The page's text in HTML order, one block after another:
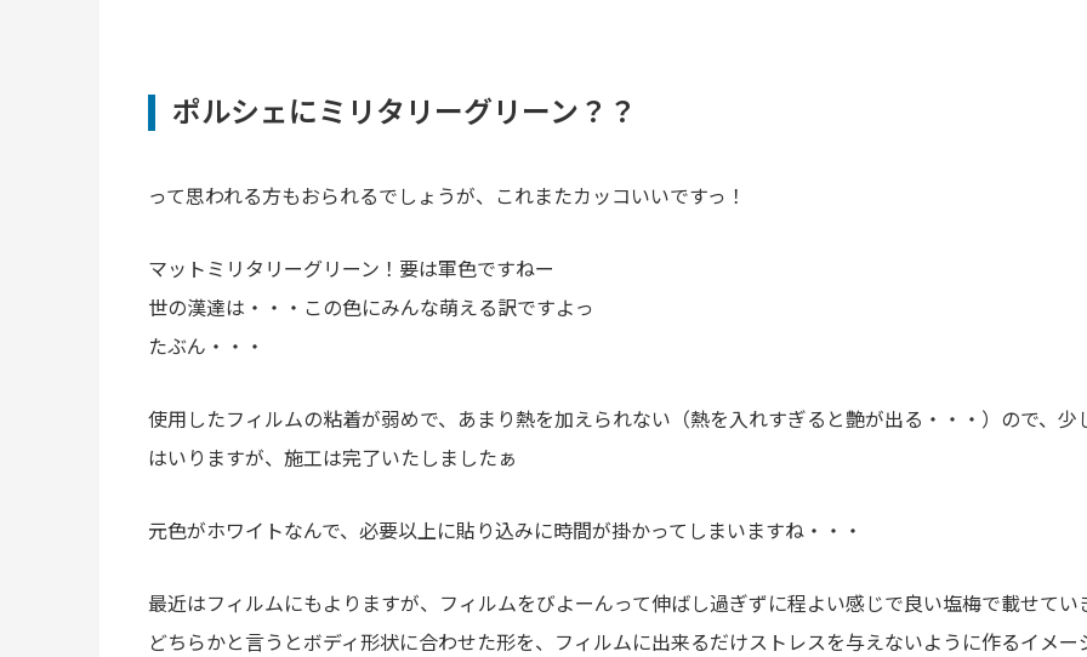
ポルシェにミリタリーグリーン？？
って思われる方もおられるでしょうが、これまたカッコいいですっ！
マットミリタリーグリーン！要は軍色ですねー
世の漢達は・・・この色にみんな萌える訳ですよっ
たぶん・・・
使用したフィルムの粘着が弱めで、あまり熱を加えられない（熱を入れすぎると艶が出る・・・）ので、少
はいりますが、施工は完了いたしましたぁ
元色がホワイトなんで、必要以上に貼り込みに時間が掛かってしまいますね・・・
最近はフィルムにもよりますが、フィルムをびよーんって伸ばし過ぎずに程よい感じで良い塩梅で載せてい
どちらかと言うとボディ形状に合わせた形を、フィルムに出来るだけストレスを与えないように作るイメー